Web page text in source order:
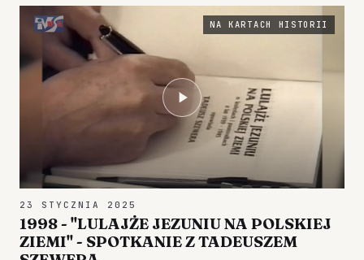
niesamowity upał.…
NA KARTACH HISTORII
23 STYCZNIA 2025
1998 - "LULAJŻE JEZUNIU NA POLSKIEJ
ZIEMI" - SPOTKANIE Z TADEUSZEM